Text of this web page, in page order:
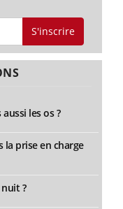
S'inscrire
les os ?
la prise en charge
?